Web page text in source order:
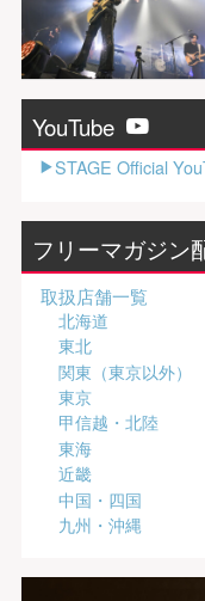
YouTube
STAGE Official
フリーマガジン
取扱店舗一覧
北海道
東北
関東（東京以外）
東京
甲信越・北陸
東海
近畿
中国・四国
九州・沖縄